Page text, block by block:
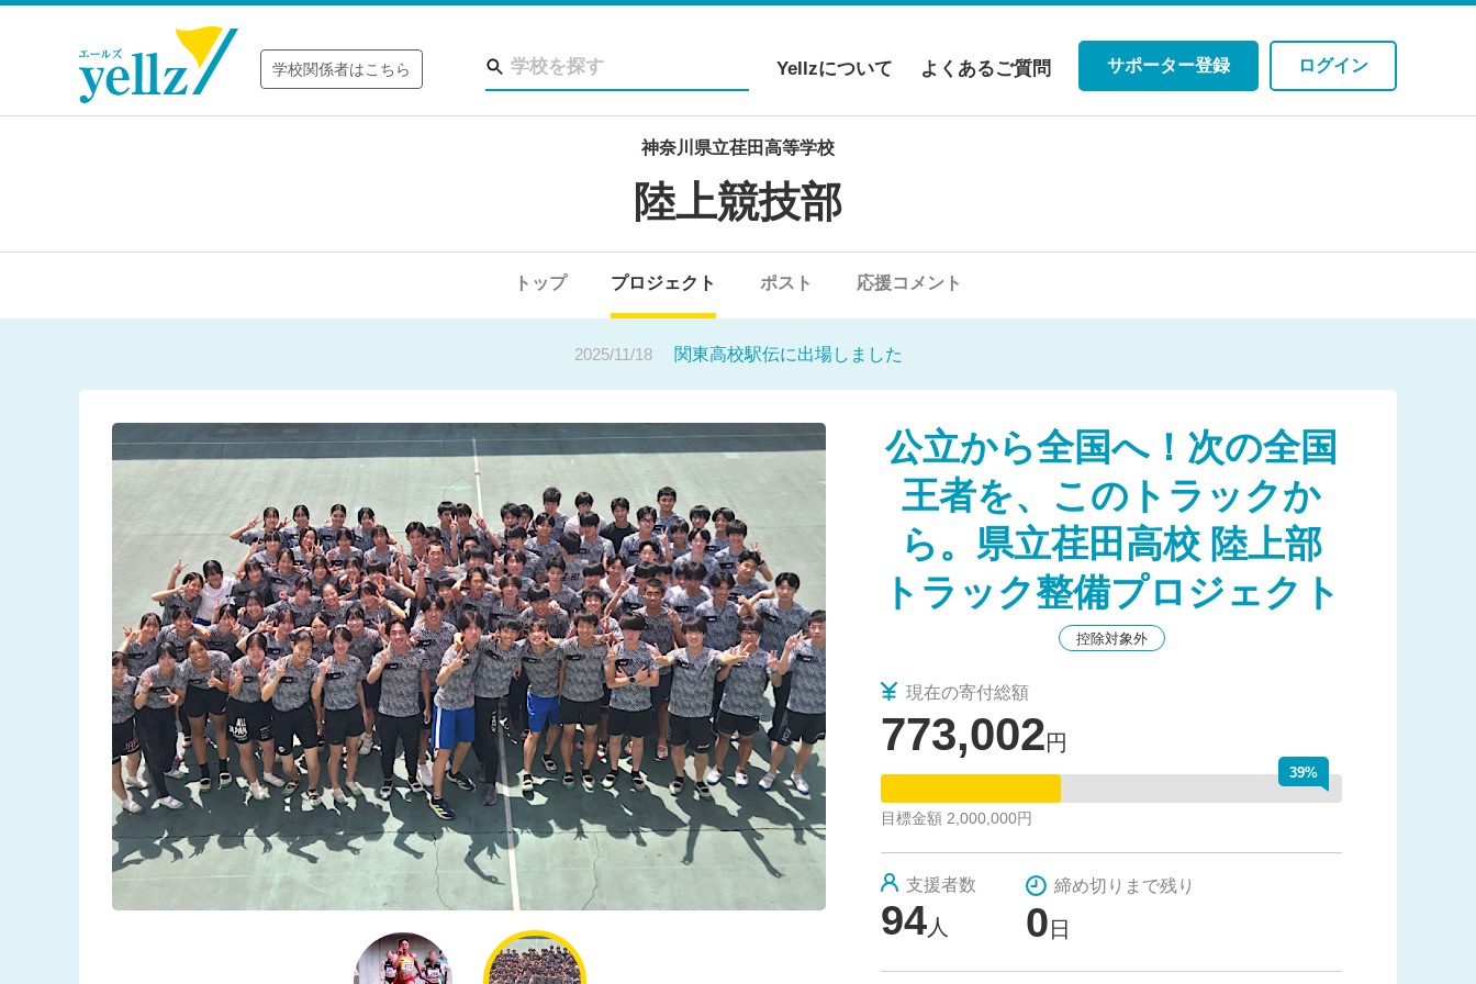
学校関係者はこちら Yellzについて よくあるご質問 サポーター登録 ログイン
神奈川県立荏田高等学校
陸上競技部
トップ プロジェクト ポスト 応援コメント
荏田高校陸上競技部 クラウドファンディング スタートしました
2025/12/01 荏田高校陸上競技部インスタグラム
2025/11/18 関東高校駅伝に出場しました
2025/11/04 荏田高校陸上競技部 クラウドファンディング スタートしました
2025/12/01 荏田高校陸上競技部インスタグラム
公立から全国へ！次の全国
王者を、このトラックか
ら。県立荏田高校 陸上部
トラック整備プロジェクト
控除対象外
現在の寄付総額
773,002円
39%
目標金額 2,000,000円
支援者数
94人
締め切りまで残り
0 日